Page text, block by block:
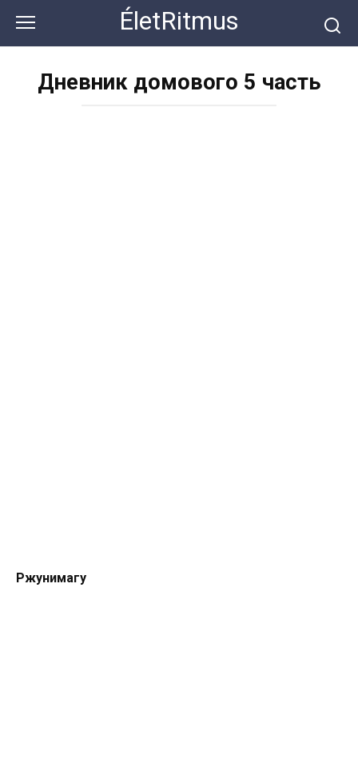
контенту
ÉletRitmus
Дневник домового 5 часть
Ржунимагу